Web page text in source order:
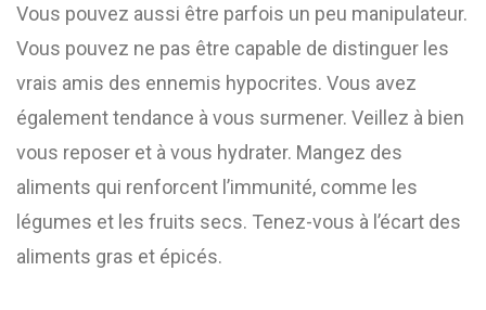
Vous pouvez aussi être parfois un peu manipulateur.
Vous pouvez ne pas être capable de distinguer les
vrais amis des ennemis hypocrites. Vous avez
également tendance à vous surmener. Veillez à bien
vous reposer et à vous hydrater. Mangez des
aliments qui renforcent l’immunité, comme les
légumes et les fruits secs. Tenez-vous à l’écart des
aliments gras et épicés.